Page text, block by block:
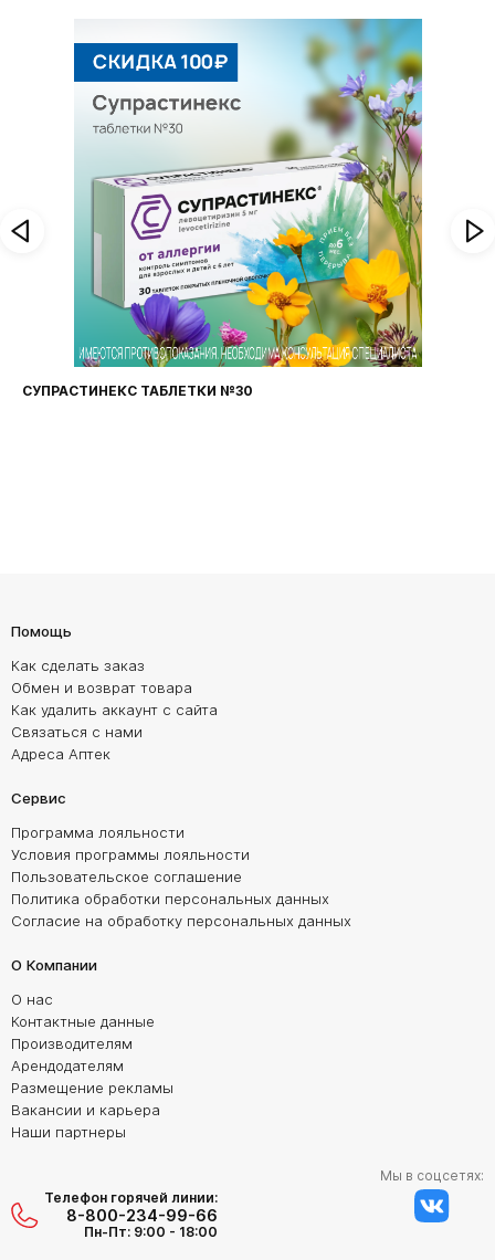
СУПРАСТИНЕКС ТАБЛЕТКИ №30
Помощь
Как сделать заказ
Обмен и возврат товара
Как удалить аккаунт с сайта
Связаться с нами
Адреса Аптек
Сервис
Программа лояльности
Условия программы лояльности
Пользовательское соглашение
Политика обработки персональных данных
Согласие на обработку персональных данных
О Компании
О нас
Контактные данные
Производителям
Арендодателям
Размещение рекламы
Вакансии и карьера
Наши партнеры
Телефон горячей линии:
8-800-234-99-66
Пн-Пт: 9:00 - 18:00
Мы в соцсетях: